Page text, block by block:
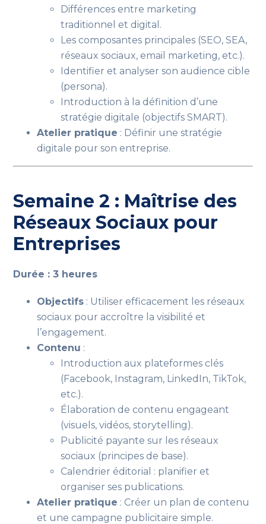
Différences entre marketing
traditionnel et digital.
Les composantes principales (SEO, SEA,
réseaux sociaux, email marketing, etc.).
Identifier et analyser son audience cible
(persona).
Introduction à la définition d’une
stratégie digitale (objectifs SMART).
Atelier pratique : Définir une stratégie
digitale pour son entreprise.
Semaine 2 : Maîtrise des
Réseaux Sociaux pour
Entreprises
Durée : 3 heures
Objectifs : Utiliser efficacement les réseaux
sociaux pour accroître la visibilité et
l’engagement.
Contenu :
Introduction aux plateformes clés
(Facebook, Instagram, LinkedIn, TikTok,
etc.).
Élaboration de contenu engageant
(visuels, vidéos, storytelling).
Publicité payante sur les réseaux
sociaux (principes de base).
Calendrier éditorial : planifier et
organiser ses publications.
Atelier pratique : Créer un plan de contenu
et une campagne publicitaire simple.